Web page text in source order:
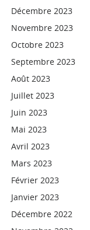
Décembre 2023
Novembre 2023
Octobre 2023
Septembre 2023
Août 2023
Juillet 2023
Juin 2023
Mai 2023
Avril 2023
Mars 2023
Février 2023
Janvier 2023
Décembre 2022